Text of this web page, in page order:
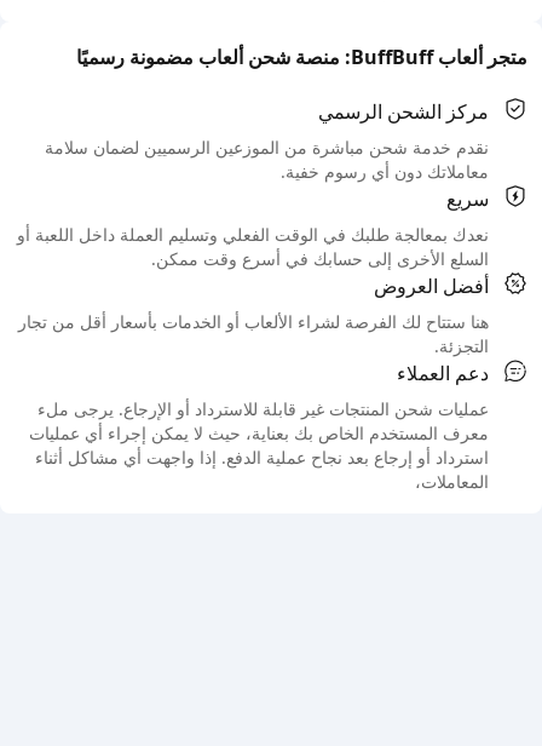
متجر ألعاب BuffBuff: منصة شحن ألعاب مضمونة رسميًا
مركز الشحن الرسمي
نقدم خدمة شحن مباشرة من الموزعين الرسميين لضمان سلامة
معاملاتك دون أي رسوم خفية.
سريع
نعدك بمعالجة طلبك في الوقت الفعلي وتسليم العملة داخل اللعبة أو
السلع الأخرى إلى حسابك في أسرع وقت ممكن.
أفضل العروض
هنا ستتاح لك الفرصة لشراء الألعاب أو الخدمات بأسعار أقل من تجار
التجزئة.
دعم العملاء
عمليات شحن المنتجات غير قابلة للاسترداد أو الإرجاع. يرجى ملء
معرف المستخدم الخاص بك بعناية، حيث لا يمكن إجراء أي عمليات
استرداد أو إرجاع بعد نجاح عملية الدفع. إذا واجهت أي مشاكل أثناء
المعاملات،